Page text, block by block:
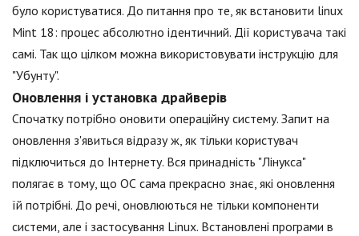
було користуватися. До питання про те, як встановити linux
Mint 18: процес абсолютно ідентичний. Дії користувача такі
самі. Так що цілком можна використовувати інструкцію для
"Убунту".
Оновлення і установка драйверів
Спочатку потрібно оновити операційну систему. Запит на
оновлення з'явиться відразу ж, як тільки користувач
підключиться до Інтернету. Вся принадність "Лінукса"
полягає в тому, що ОС сама прекрасно знає, які оновлення
їй потрібні. До речі, оновлюються не тільки компоненти
системи, але і застосування Linux. Встановлені програми в